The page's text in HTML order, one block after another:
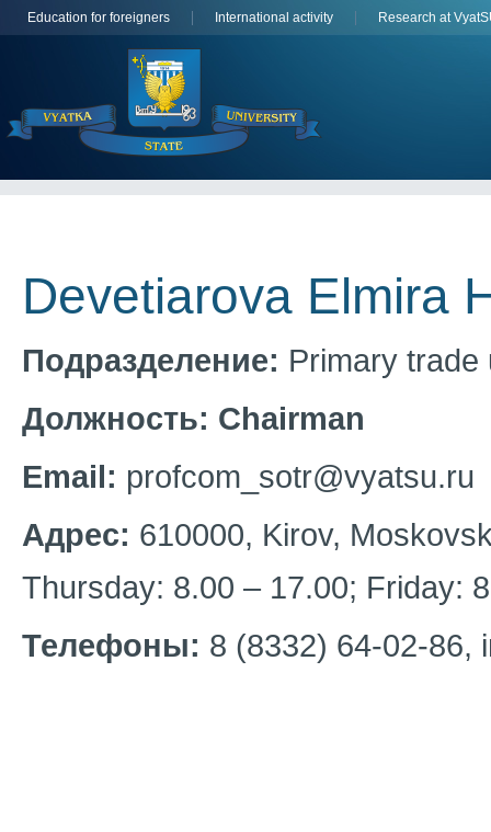
Education for foreigners International activity Research at
Devetiarova Elmira
Подразделение: Primary trade
Должность: Chairman
Email: profcom_sotr@vyatsu.ru
Адрес: 610000, Kirov,
Thursday: 8.00 – 17.00; Friday:
Телефоны: 8 (8332) 64-02-86,